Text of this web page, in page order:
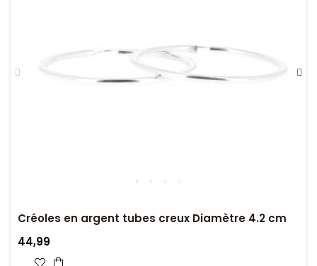
Créoles en argent tubes creux Diamètre 4.2 cm
44,99